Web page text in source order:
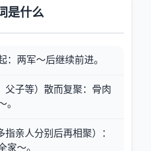
是什么
：两军～后继续前进。
父子等）散而复聚：骨肉
。
指亲人分别后再相聚）：
家～。